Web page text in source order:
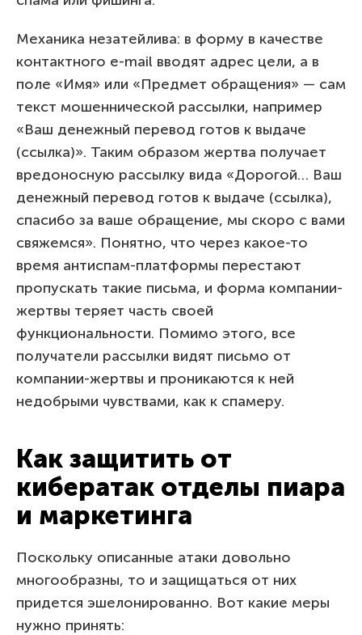
Механика незатейлива: в форму в качестве
контактного e-mail вводят адрес цели, а в
поле «Имя» или «Предмет обращения» — сам
текст мошеннической рассылки, например
«Ваш денежный перевод готов к выдаче
(ссылка)». Таким образом жертва получает
вредоносную рассылку вида «Дорогой… Ваш
денежный перевод готов к выдаче (ссылка),
спасибо за ваше обращение, мы скоро с вами
свяжемся». Понятно, что через какое-то
время антиспам-платформы перестают
пропускать такие письма, и форма компании-
жертвы теряет часть своей
функциональности. Помимо этого, все
получатели рассылки видят письмо от
компании-жертвы и проникаются к ней
недобрыми чувствами, как к спамеру.
Как защитить от
кибератак отделы пиара
и маркетинга
Поскольку описанные атаки довольно
многообразны, то и защищаться от них
придется эшелонированно. Вот какие меры
нужно принять: